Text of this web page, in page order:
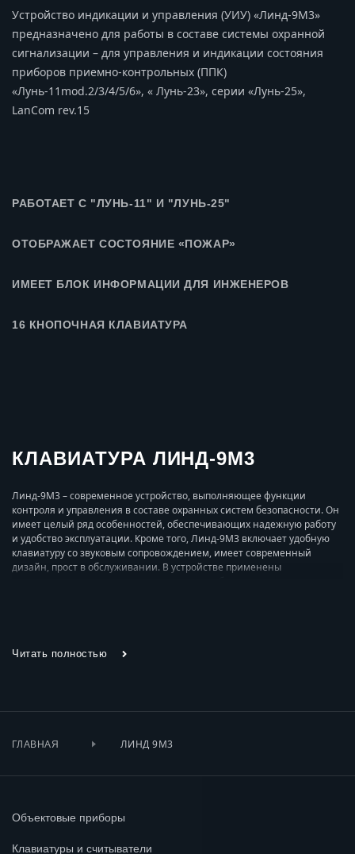
Устройство индикации и управления (УИУ) «Линд-9М3»
предназначено для работы в составе системы охранной
сигнализации – для управления и индикации состояния
приборов приемно-контрольных (ППК)
«Лунь-11mod.2/3/4/5/6», « Лунь-23», серии «Лунь-25»,
LanCom rev.15
РАБОТАЕТ С "ЛУНЬ-11" И "ЛУНЬ-25"
ОТОБРАЖАЕТ СОСТОЯНИЕ «ПОЖАР»
ИМЕЕТ БЛОК ИНФОРМАЦИИ ДЛЯ ИНЖЕНЕРОВ
16 КНОПОЧНАЯ КЛАВИАТУРА
КЛАВИАТУРА ЛИНД-9М3
Линд-9М3 – современное устройство, выполняющее функции
контроля и управления в составе охранных систем безопасности. Он
имеет целый ряд особенностей, обеспечивающих надежную работу
и удобство эксплуатации. Кроме того, Линд-9М3 включает удобную
клавиатуру со звуковым сопровождением, имеет современный
дизайн, прост в обслуживании. В устройстве применены
ЛИНД-9М3
безопасности;
сигнализация неисправностей.
Читать полностью
ГЛАВНАЯ ЛИНД 9М3
Объектовые приборы
Клавиатуры и считыватели